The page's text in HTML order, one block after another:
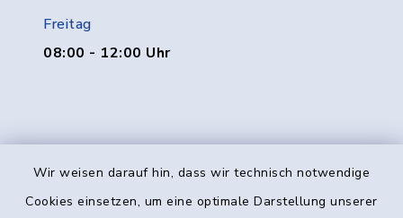
Wir weisen darauf hin, dass wir technisch notwendige
Cookies einsetzen, um eine optimale Darstellung unserer
Freitag
08:00 - 12:00 Uhr
Kontakt